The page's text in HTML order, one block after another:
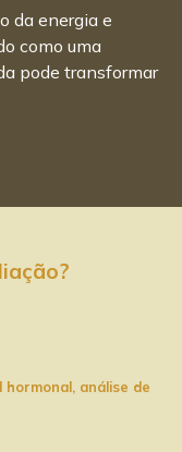
da energia e
como uma
pode transformar
hormonal, análise de